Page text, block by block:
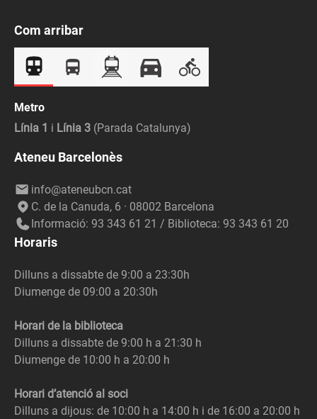
Com arribar
Metro
Línia 1 i Línia 3 (Parada Catalunya)
Ateneu Barcelonès
info@ateneubcn.cat
C. de la Canuda, 6 · 08002 Barcelona
Informació: 93 343 61 21 / Biblioteca: 93 343 61 20
Horaris
Dilluns a dissabte de 9:00 a 23:30h
Diumenge de 09:00 a 20:30h
Horari de la biblioteca
Dilluns a dissabte de 9:00 h a 21:30 h
Diumenge de 10:00 h a 20:00 h
Horari d’atenció al soci
Dilluns a dijous: de 10:00 h a 14:00 h i de 16:00 a 20:00 h